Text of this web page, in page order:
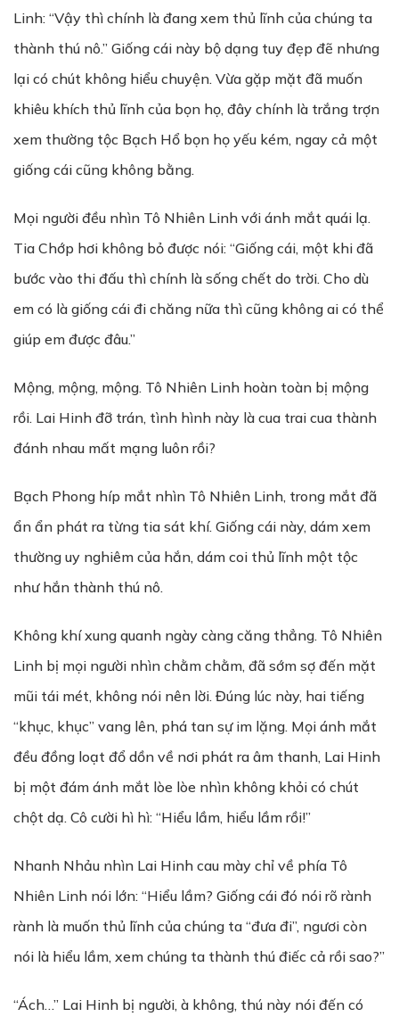
Linh: “Vậy thì chính là đang xem thủ lĩnh của chúng ta
thành thú nô.” Giống cái này bộ dạng tuy đẹp đẽ nhưng
lại có chút không hiểu chuyện. Vừa gặp mặt đã muốn
khiêu khích thủ lĩnh của bọn họ, đây chính là trắng trợn
xem thường tộc Bạch Hổ bọn họ yếu kém, ngay cả một
giống cái cũng không bằng.
Mọi người đều nhìn Tô Nhiên Linh với ánh mắt quái lạ.
Tia Chớp hơi không bỏ được nói: “Giống cái, một khi đã
bước vào thi đấu thì chính là sống chết do trời. Cho dù
em có là giống cái đi chăng nữa thì cũng không ai có thể
giúp em được đâu.”
Mộng, mộng, mộng. Tô Nhiên Linh hoàn toàn bị mộng
rồi. Lai Hinh đỡ trán, tình hình này là cua trai cua thành
đánh nhau mất mạng luôn rồi?
Bạch Phong híp mắt nhìn Tô Nhiên Linh, trong mắt đã
ẩn ẩn phát ra từng tia sát khí. Giống cái này, dám xem
thường uy nghiêm của hắn, dám coi thủ lĩnh một tộc
như hắn thành thú nô.
Không khí xung quanh ngày càng căng thẳng. Tô Nhiên
Linh bị mọi người nhìn chằm chằm, đã sớm sợ đến mặt
mũi tái mét, không nói nên lời. Đúng lúc này, hai tiếng
“khục, khục” vang lên, phá tan sự im lặng. Mọi ánh mắt
đều đồng loạt đổ dồn về nơi phát ra âm thanh, Lai Hinh
bị một đám ánh mắt lòe lòe nhìn không khỏi có chút
chột dạ. Cô cười hì hì: “Hiểu lầm, hiểu lầm rồi!”
Nhanh Nhảu nhìn Lai Hinh cau mày chỉ về phía Tô
Nhiên Linh nói lớn: “Hiểu lầm? Giống cái đó nói rõ rành
rành là muốn thủ lĩnh của chúng ta “đưa đi”, ngươi còn
nói là hiểu lầm, xem chúng ta thành thú điếc cả rồi sao?”
“Ách…” Lai Hinh bị người, à không, thú này nói đến có